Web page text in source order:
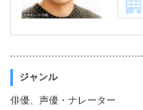
ジャンル
俳優、声優・ナレーター